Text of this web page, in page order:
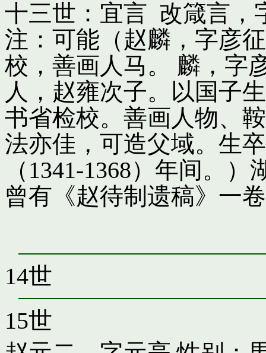
十三世：宜言 改箴言，
注：可能（赵麟，字彦
校，善画人马。 麟，字
人，赵雍次子。以国子
书省检校。善画人物、
法亦佳，可造父域。生
（1341-1368）年间。
曾有《赵待制遗稿》一
14世
15世